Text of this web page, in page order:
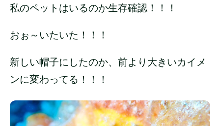
私のペットはいるのか生存確認！！！
おぉ～いたいた！！！
新しい帽子にしたのか、前より大きいカイメ
ンに変わってる！！！